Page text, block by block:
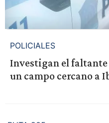
POLICIALES
Investigan el faltante
un campo cercano a